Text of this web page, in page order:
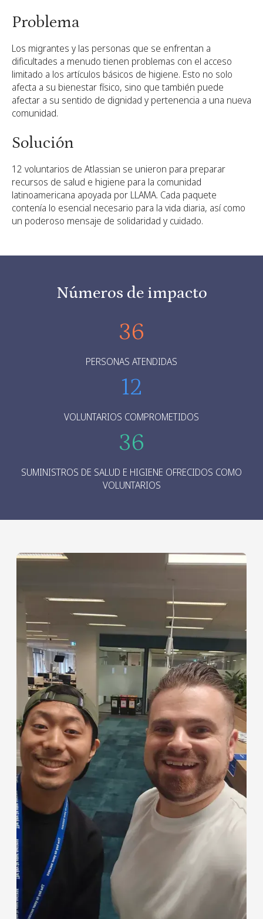
Problema
Los migrantes y las personas que se enfrentan a
dificultades a menudo tienen problemas con el acceso
limitado a los artículos básicos de higiene. Esto no solo
afecta a su bienestar físico, sino que también puede
afectar a su sentido de dignidad y pertenencia a una nueva
comunidad.
Solución
12 voluntarios de Atlassian se unieron para preparar
recursos de salud e higiene para la comunidad
latinoamericana apoyada por LLAMA. Cada paquete
contenía lo esencial necesario para la vida diaria, así como
un poderoso mensaje de solidaridad y cuidado.
Números de impacto
36
PERSONAS ATENDIDAS
12
VOLUNTARIOS COMPROMETIDOS
36
SUMINISTROS DE SALUD E HIGIENE OFRECIDOS COMO
VOLUNTARIOS